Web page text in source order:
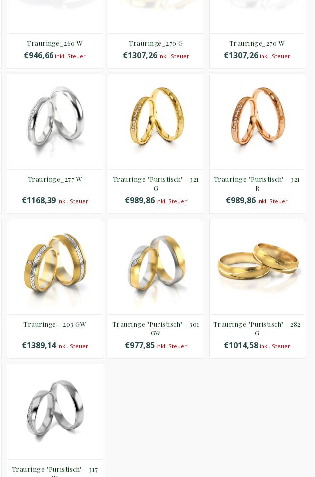
Trauringe_260 W
€946,66 inkl. Steuer
Trauringe_270 G
€1307,26inkl. Steuer
Trauringe_270 W
€1307,26inkl. Steuer
Trauringe_277 W
€1168,39inkl. Steuer
Trauringe "Puristisch" - 321
G
€989,86 inkl. Steuer
Trauringe "Puristisch" - 321
R
€989,86 inkl. Steuer
Trauringe - 203 GW
€1389,14inkl. Steuer
Trauringe "Puristisch" - 301
GW
€977,85 inkl. Steuer
Trauringe "Puristisch" - 282
G
€1014,58inkl. Steuer
Trauringe "Puristisch" - 317